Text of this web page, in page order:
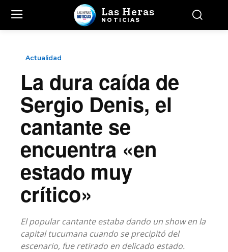
Las Heras
NOTICIAS
Actualidad
La dura caída de
Sergio Denis, el
cantante se
encuentra «en
estado muy
crítico»
El popular cantante estaba dando un show en la
capital tucumana cuando se precipitó del
escenario, fue retirado en delicado estado.